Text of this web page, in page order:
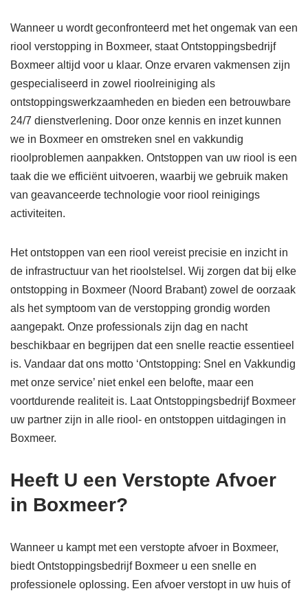
Wanneer u wordt geconfronteerd met het ongemak van een
riool verstopping in Boxmeer, staat Ontstoppingsbedrijf
Boxmeer altijd voor u klaar. Onze ervaren vakmensen zijn
gespecialiseerd in zowel rioolreiniging als
ontstoppingswerkzaamheden en bieden een betrouwbare
24/7 dienstverlening. Door onze kennis en inzet kunnen
we in Boxmeer en omstreken snel en vakkundig
rioolproblemen aanpakken. Ontstoppen van uw riool is een
taak die we efficiënt uitvoeren, waarbij we gebruik maken
van geavanceerde technologie voor riool reinigings
activiteiten.
Het ontstoppen van een riool vereist precisie en inzicht in
de infrastructuur van het rioolstelsel. Wij zorgen dat bij elke
ontstopping in Boxmeer (Noord Brabant) zowel de oorzaak
als het symptoom van de verstopping grondig worden
aangepakt. Onze professionals zijn dag en nacht
beschikbaar en begrijpen dat een snelle reactie essentieel
is. Vandaar dat ons motto ‘Ontstopping: Snel en Vakkundig
met onze service’ niet enkel een belofte, maar een
voortdurende realiteit is. Laat Ontstoppingsbedrijf Boxmeer
uw partner zijn in alle riool- en ontstoppen uitdagingen in
Boxmeer.
Heeft U een Verstopte Afvoer
in Boxmeer?
Wanneer u kampt met een verstopte afvoer in Boxmeer,
biedt Ontstoppingsbedrijf Boxmeer u een snelle en
professionele oplossing. Een afvoer verstopt in uw huis of